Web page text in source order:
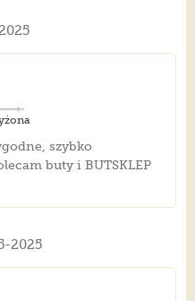
szybko
buty i BUTSKLEP
2025